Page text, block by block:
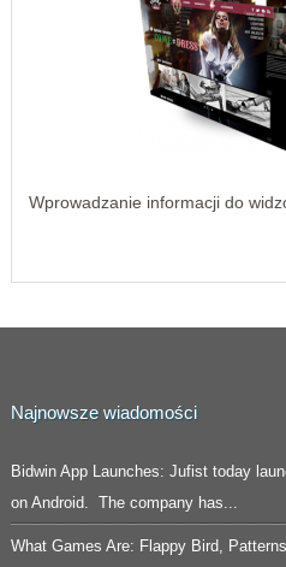
Wprowadzanie informacji do
Najnowsze wiadomości
Bidwin App Launches: Jufist today
on Android. The company has...
What Games Are: Flappy Bird,